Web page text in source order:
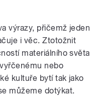
výrazy, přičemž jeden
i věc. Ztotožnit
materiálního světa
nebo
kultuře bytí tak jako
můžeme dotýkat.